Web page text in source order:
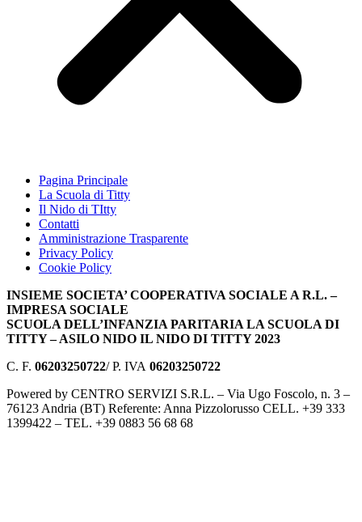
Pagina Principale
La Scuola di Titty
Il Nido di TItty
Contatti
Amministrazione Trasparente
Privacy Policy
Cookie Policy
INSIEME SOCIETA’ COOPERATIVA SOCIALE A R.L. –
IMPRESA SOCIALE
SCUOLA DELL’INFANZIA PARITARIA LA SCUOLA DI
TITTY – ASILO NIDO IL NIDO DI TITTY 2023
C. F. 06203250722/ P. IVA 06203250722
Powered by CENTRO SERVIZI S.R.L. – Via Ugo Foscolo, n. 3 –
76123 Andria (BT) Referente: Anna Pizzolorusso CELL. +39 333
1399422 – TEL. +39 0883 56 68 68